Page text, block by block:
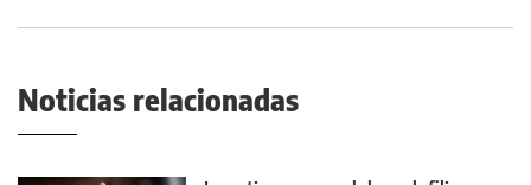
Noticias relacionadas